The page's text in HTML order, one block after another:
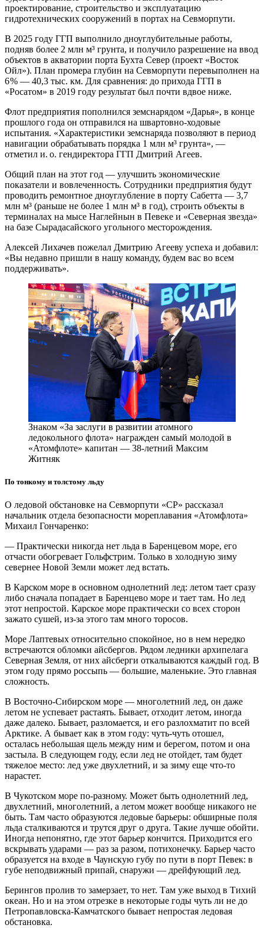
проектирование, строительство и эксплуатацию
гидротехнических сооружений в портах на Севморпути.
В 2025 году ГГП выполнило дноуглубительные работы,
подняв более 2 млн м³ грунта, и получило разрешение на ввод
объектов в акватории порта Бухта Север (проект «Восток
Ойл»). План промера глубин на Севморпути перевыполнен на
6 % — 40,3 тыс. км. Для сравнения: до прихода ГГП в
«Росатом» в 2019 году результат был почти вдвое ниже.
Флот предприятия пополнился земснарядом «Дарья», в конце
прошлого года он отправился на швартовно-ходовые
испытания. «Характеристики земснаряда позволяют в период
навигации обрабатывать порядка 1 млн м³ грунта», —
отметил и. о. гендиректора ГГП Дмитрий Агеев.
Общий план на этот год — улучшить экономические
показатели и вовлеченность. Сотрудники предприятия будут
проводить ремонтное дноуглубление в порту Сабетта — 3,7
млн м³ (раньше не более 1 млн м³ в год), строить объекты в
терминалах на мысе Наглейнын в Певеке и «Северная звезда»
на базе Сырадасайского угольного месторождения.
Алексей Лихачев пожелал Дмитрию Агееву успеха и добавил:
«Вы недавно пришли в нашу команду, будем вас во всем
поддерживать».
Знаком «За заслуги в развитии атомного
ледокольного флота» награжден самый молодой в
«Атомфлоте» капитан — 38‑летний Максим
Житняк
По тонкому и толстому льду
О ледовой обстановке на Севморпути «СР» рассказал
начальник отдела безопасности мореплавания «Атомфлота»
Михаил Гончаренко:
— Практически никогда нет льда в Баренцевом море, его
отчасти обогревает Гольфстрим. Только в холодную зиму
севернее Новой Земли может лед встать.
В Карском море в основном однолетний лед: летом тает сразу
либо сначала попадает в Баренцево море и тает там. Но лед
этот непростой. Карское море практически со всех сторон
зажато сушей, из-за этого там много торосов.
Море Лаптевых относительно спокойное, но в нем нередко
встречаются обломки айсбергов. Рядом ледники архипелага
Северная Земля, от них айсберги откалываются каждый год. В
этом году прямо россыпь — большие, маленькие. Это главная
сложность.
В Восточно-Сибирском море — многолетний лед, он даже
летом не успевает растаять. Бывает, отходит летом, иногда
даже далеко. Бывает, разломается, и его разлохматит по всей
Арктике. А бывает как в этом году: чуть-чуть отошел,
осталась небольшая щель между ним и берегом, потом и она
застыла. В следующем году, если лед не отойдет, там будет
тяжелое место: лед уже двухлетний, и за зиму еще что-то
нарастет.
В Чукотском море по-разному. Может быть однолетний лед,
двухлетний, многолетний, а летом может вообще никакого не
быть. Там часто образуются ледовые барьеры: обширные поля
льда сталкиваются и трутся друг о друга. Такие лучше обойти.
Иногда непонятно, где этот барьер кончится. Приходится его
вскрывать ударами — раз за разом, потихонечку. Барьер часто
образуется на входе в Чаунскую губу по пути в порт Певек: в
губе неподвижный припай, снаружи — дрейфующий лед.
Берингов пролив то замерзает, то нет. Там уже выход в Тихий
океан. Но и на этом отрезке в некоторые годы чуть ли не до
Петропавловска-Камчатского бывает непростая ледовая
обстановка.